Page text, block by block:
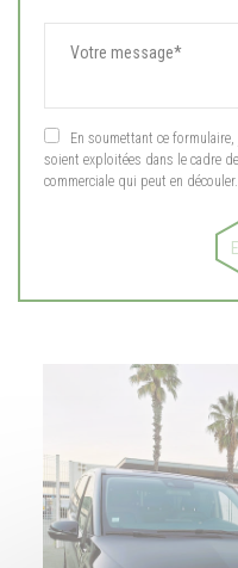
En soumettant ce
soient exploitées dans le cadre
commerciale qui peut en découler.